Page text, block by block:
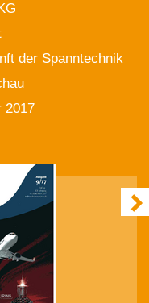
der Spanntechnik
2017